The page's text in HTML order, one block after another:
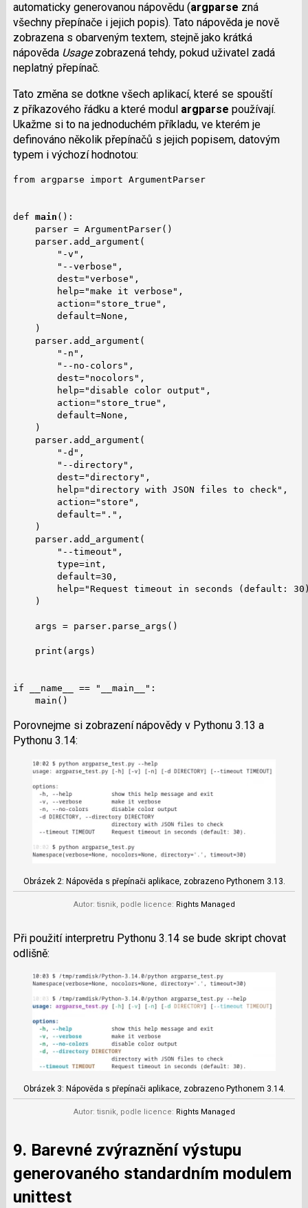
automaticky generovanou nápovědu (argparse zná
všechny přepínače i jejich popis). Tato nápověda je nově
zobrazena s obarveným textem, stejně jako krátká
nápověda Usagezobrazená tehdy, pokud uživatel zadá
neplatný přepínač.
Tato změna se dotkne všech aplikací, které se spouští
z příkazového řádku a které modul argparse používají.
Ukažme si to na jednoduchém příkladu, ve kterém je
definováno několik přepínačů s jejich popisem, datovým
typem i výchozí hodnotou:
from argparse import ArgumentParser
def main ():
    parser = ArgumentParser()
    parser.add_argument(
        "-v",
        "--verbose",
        dest="verbose",
        help="make it verbose",
        action="store_true",
        default=None,
    )
    parser.add_argument(
        "-n",
        "--no-colors",
        dest="nocolors",
        help="disable color output",
        action="store_true",
        default=None,
    )
    parser.add_argument(
        "-d",
        "--directory",
        dest="directory",
        help="directory with JSON files to check",
        action="store",
        default=".",
    )
    parser.add_argument(
        "--timeout",
        type=int,
        default=30,
help="Request timeout in seconds (default:
    )
    args = parser.parse_args()
    print(args)
if __name__ == "__main__":
    main()
Porovnejme si zobrazení nápovědy v Pythonu 3.13 a
Pythonu 3.14:
Obrázek 2: Nápověda s přepínači aplikace, zobrazeno Pythonem 3.13.
Autor: tisnik, podle licence: Rights Managed
Při použití interpretru Pythonu 3.14 se bude skript chovat
odlišně:
Obrázek 3: Nápověda s přepínači aplikace, zobrazeno Pythonem 3.14.
Autor: tisnik, podle licence: Rights Managed
9. Barevné zvýraznění výstupu
generovaného standardním modulem
unittest